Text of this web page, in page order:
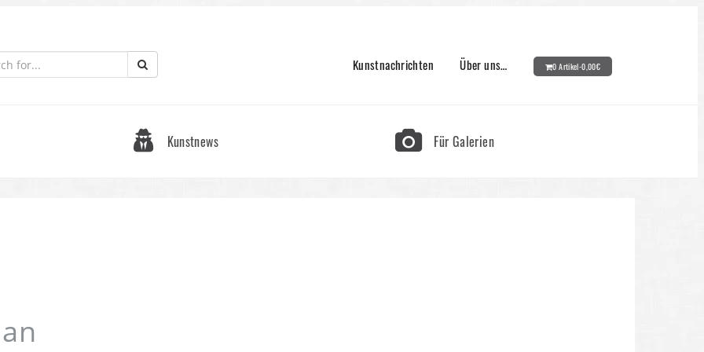
Kunstnachrichten Über uns… 0 Artikel-0,00€
Kunstnews Für Galerien